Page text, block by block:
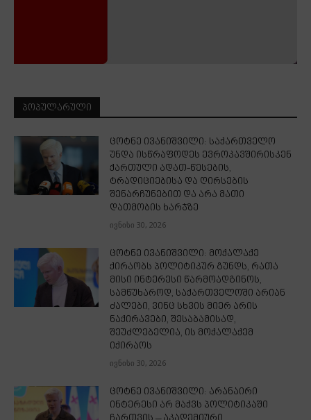
ᲞᲝᲞᲣᲚᲐᲠᲣᲚᲘ
ცოტნე ივანიშვილი: საქართველო
უნდა ისწრაფოდეს ევროკავშირისკენ
ქართული ადათ-წესების,
ტრადიციებისა და ღირსების
შენარჩუნებით და არა მათი
დათმობის ხარჯზე
ივნისი 30, 2026
ცოტნე ივანიშვილი: მოქალაქე
ქირაობს პოლიტიკურ გუნდს, რათა
მისი ინტერესი წარმოადგინოს,
სამწუხაროდ, საქართველოში არიან
ძალები, ვინც სხვის მიერ არის
ნაქირავები, შესაბამისად,
შეუძლებელია, ის მოქალაქემ
იქირაოს
ივნისი 30, 2026
ცოტნე ივანიშვილი: არანაირი
ინტერესი არ მაქვს პოლიტიკაში